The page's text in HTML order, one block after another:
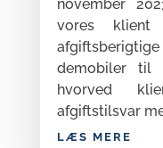
november
vores
demobiler til
hvorved
afgiftstilsvar
LÆS MERE